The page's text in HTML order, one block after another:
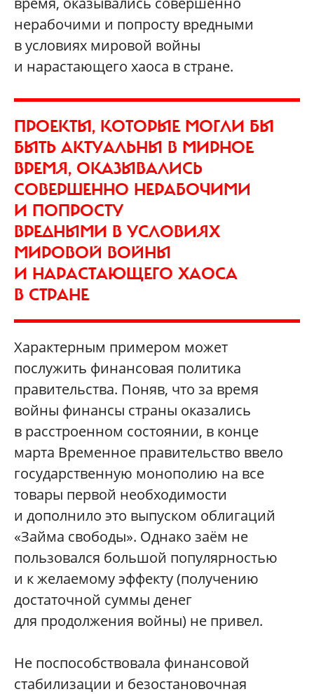
нерабочими и попросту вредными
в условиях мировой войны
и нарастающего хаоса в стране.
ПРОЕКТЫ, КОТОРЫЕ МОГЛИ БЫ
БЫТЬ АКТУАЛЬНЫ В МИРНОЕ
ВРЕМЯ, ОКАЗЫВАЛИСЬ
СОВЕРШЕННО НЕРАБОЧИМИ
И ПОПРОСТУ
ВРЕДНЫМИ В УСЛОВИЯХ
МИРОВОЙ ВОЙНЫ
И НАРАСТАЮЩЕГО ХАОСА
В СТРАНЕ
Характерным примером может
послужить финансовая политика
правительства. Поняв, что за время
войны финансы страны оказались
в расстроенном состоянии, в конце
марта Временное правительство ввело
государственную монополию на все
товары первой необходимости
и дополнило это выпуском облигаций
«Займа свободы». Однако заём не
пользовался большой популярностью
и к желаемому эффекту (получению
достаточной суммы денег
для продолжения войны) не привел.
Не поспособствовала финансовой
стабилизации и безостановочная